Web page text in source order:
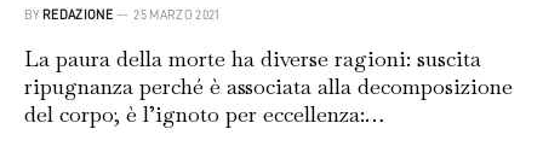
BY REDAZIONE 25 MARZO 2021
La paura della morte ha diverse ragioni: suscita
ripugnanza perché è associata alla decomposizione
del corpo; è l’ignoto per eccellenza:…